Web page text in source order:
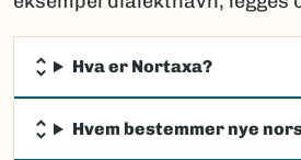
Hva er Nortaxa?
Hvem bestemmer nye